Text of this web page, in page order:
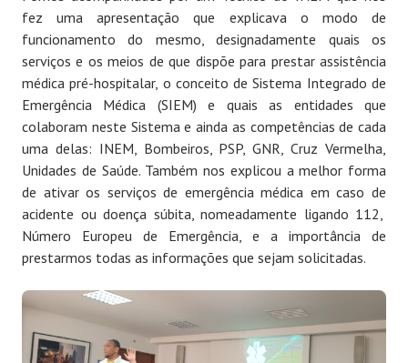
fez uma apresentação que explicava o modo de
funcionamento do mesmo, designadamente quais os
serviços e os meios de que dispõe para prestar assistência
médica pré-hospitalar, o conceito de Sistema Integrado de
Emergência Médica (SIEM) e quais as entidades que
colaboram neste Sistema e ainda as competências de cada
uma delas: INEM, Bombeiros, PSP, GNR, Cruz Vermelha,
Unidades de Saúde. Também nos explicou a melhor forma
de ativar os serviços de emergência médica em caso de
acidente ou doença súbita, nomeadamente ligando 112,
Número Europeu de Emergência, e a importância de
prestarmos todas as informações que sejam solicitadas.